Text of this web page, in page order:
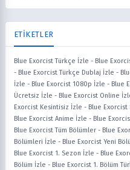
ETİKETLER
Blue Exorcist Türkçe İzle - Blue
- Blue Exorcist Türkçe Dublaj İzle -
İzle - Blue Exorcist 1080p İzle - Blue
Ücretsiz İzle - Blue Exorcist Online
Exorcist Kesintisiz İzle - Blue Exorcist
Blue Exorcist Anime İzle - Blue
Blue Exorcist Tüm Bölümler - Blue
Bölümleri İzle - Blue Exorcist Yeni
Blue Exorcist 1. Sezon İzle - Blue
Bölüm İzle - Blue Exorcist 1. Bölüm